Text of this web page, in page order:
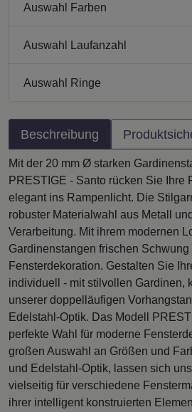
Auswahl Farben
Auswahl Laufanzahl
Auswahl Ringe
Beschreibung
Mit der 20 mm Ø starken
PRESTIGE - Santo rücken Sie Ihre
elegant ins Rampenlicht. Die
robuster Materialwahl aus Metall
Verarbeitung. Mit ihrem modernen
Gardinenstangen frischen Schwung
Fensterdekoration. Gestalten Sie
individuell - mit stilvollen Gardinen,
unserer doppelläufigen
Edelstahl-Optik. Das Modell
perfekte Wahl für moderne
großen Auswahl an Größen und
und Edelstahl-Optik, lassen sich
vielseitig für verschiedene
ihrer intelligent konstruierten